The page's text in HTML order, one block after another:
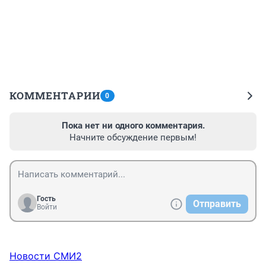
КОММЕНТАРИИ 0
Пока нет ни одного комментария.
Начните обсуждение первым!
Гость
Войти
Отправить
Новости СМИ2